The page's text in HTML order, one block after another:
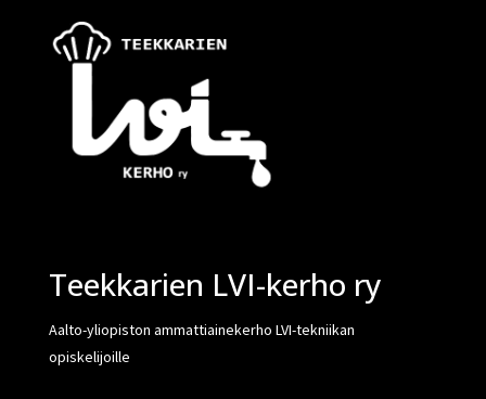
Teekkarien LVI-kerho ry
Aalto-yliopiston ammattiainekerho LVI-tekniikan
opiskelijoille